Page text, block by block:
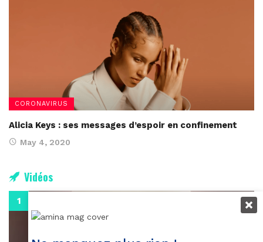
CORONAVIRUS
Alicia Keys : ses messages d’espoir en confinement
May 4, 2020
Vidéos